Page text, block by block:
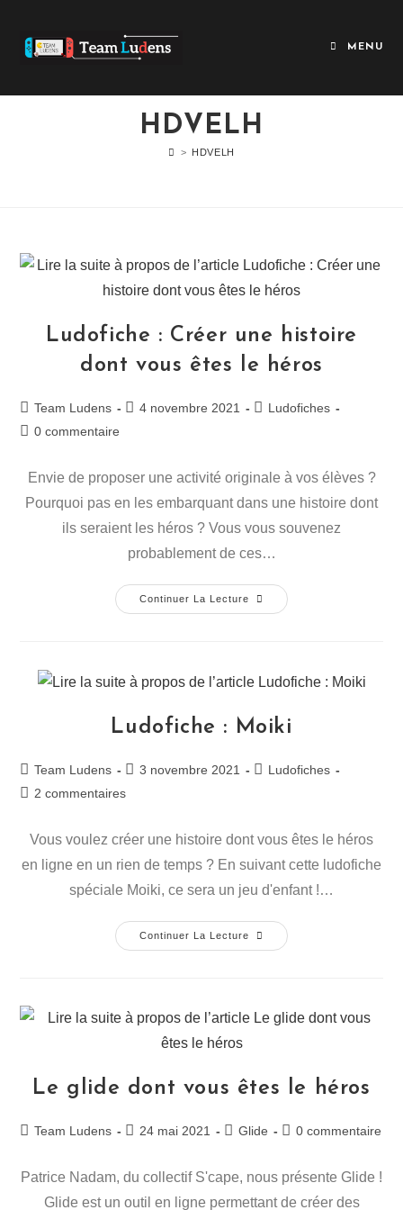
MENU
HDVELH
> HDVELH
Ludofiche : Créer une histoire
dont vous êtes le héros
Team Ludens 4 novembre 2021
Ludofiches
0 commentaire
Envie de proposer une activité originale à vos élèves ?
Pourquoi pas en les embarquant dans une histoire dont
ils seraient les héros ? Vous vous souvenez
probablement de ces…
Continuer La Lecture
Ludofiche : Moiki
Team Ludens 3 novembre 2021
Ludofiches
2 commentaires
Vous voulez créer une histoire dont vous êtes le héros
en ligne en un rien de temps ? En suivant cette ludofiche
spéciale Moiki, ce sera un jeu d'enfant !…
Continuer La Lecture
Le glide dont vous êtes le héros
Team Ludens 24 mai 2021 Glide 0 commentaire
Patrice Nadam, du collectif S'cape, nous présente Glide !
Glide est un outil en ligne permettant de créer des